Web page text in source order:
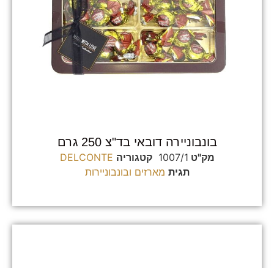
בונבוניירה דובאי בד"צ 250 גרם
מק"ט 1007/1 קטגוריה DELCONTE
תגית מארזים ובונבוניירות